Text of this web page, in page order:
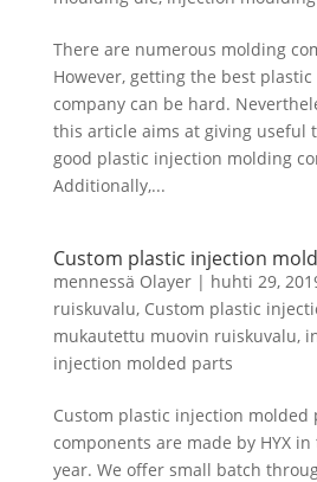
There are numerous molding
However, getting the best
company can be hard.
this article aims at giving useful
good plastic injection molding
Additionally,...
Custom plastic injection
mennessä Olayer| huhti 29,
ruiskuvalu, Custom plastic
mukautettu muovin ruiskuvalu,
injection molded parts
Custom plastic injection molded
components are made by HYX
year. We offer small batch